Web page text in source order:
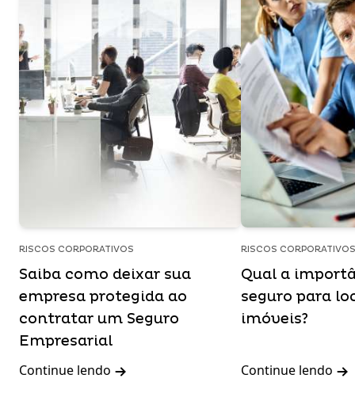
RISCOS CORPORATIVOS
Saiba como deixar sua
empresa protegida ao
contratar um Seguro
Empresarial
Continue lendo
RISCOS CORPORATIVOS
Qual a
seguro para
imóveis?
Continue lendo